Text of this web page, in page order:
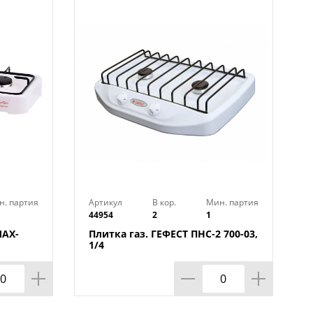
партия
Артикул
44954
В кор.
2
Мин. партия
1
Плитка газ. ГЕФЕСТ ПНС-2 700-03,
1/4